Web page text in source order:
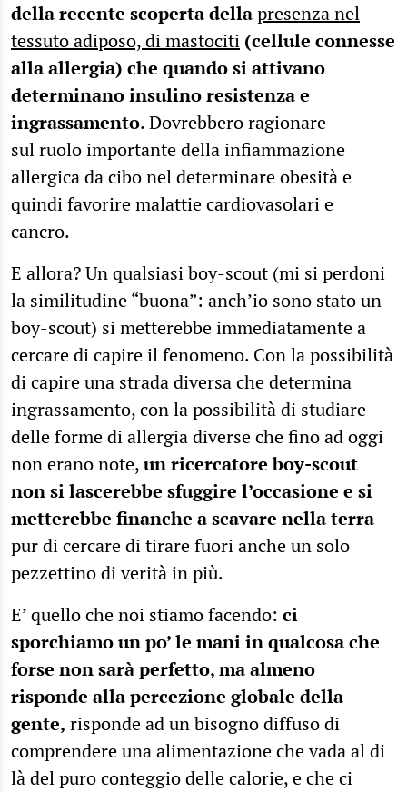
della recente scoperta dellapresenza nel
tessuto adiposo, di mastociti (cellule connesse
alla allergia) che quando si attivano
determinano insulino resistenza e
ingrassamento. Dovrebbero ragionare
sul ruolo importante della infiammazione
allergica da cibo nel determinare obesità e
quindi favorire malattie cardiovasolari e
cancro.
E allora? Un qualsiasi boy-scout (mi si perdoni
la similitudine “buona”: anch’io sono stato un
boy-scout) si metterebbe immediatamente a
cercare di capire il fenomeno. Con la possibilità
di capire una strada diversa che determina
ingrassamento, con la possibilità di studiare
delle forme di allergia diverse che fino ad oggi
non erano note,un ricercatore boy-scout
non si lascerebbe sfuggire l’occasione e si
metterebbe finanche a scavare nella terra
pur di cercare di tirare fuori anche un solo
pezzettino di verità in più.
E’ quello che noi stiamo facendo: ci
sporchiamo un po’ le mani in qualcosa che
forse non sarà perfetto, ma almeno
risponde alla percezione globale della
gente, risponde ad un bisogno diffuso di
comprendere una alimentazione che vada al di
là del puro conteggio delle calorie, e che ci